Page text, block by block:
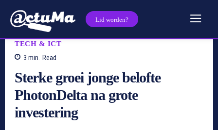
Lid worden?
TECH & ICT
3 min. Read
Sterke groei jonge belofte
PhotonDelta na grote
investering